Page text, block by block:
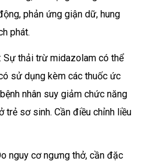
phản ứng giận dữ, hung
phát.
thải trừ midazolam có thể
sử dụng kèm các thuốc ức
nhân suy giảm chức năng
trẻ sơ sinh. Cần điều chỉnh liều
nguy cơ ngưng thở, cần đặc